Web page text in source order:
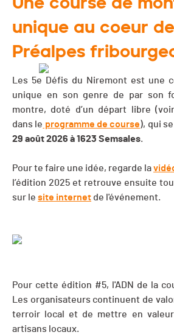
unique au coeur
Préalpes
Les 5e Défis du Niremont est une
unique en son genre de par son
montre, doté d’un départ libre
dans le programme de course), qui
29 août 2026 à 1623 Semsales.
Pour te faire une idée, regarde la
l’édition 2025 et retrouve ensuite
sur le site internet de l'événement.
Pour cette édition #5, l'ADN de la
Les organisateurs continuent de
terroir local et de mettre en
artisans locaux.